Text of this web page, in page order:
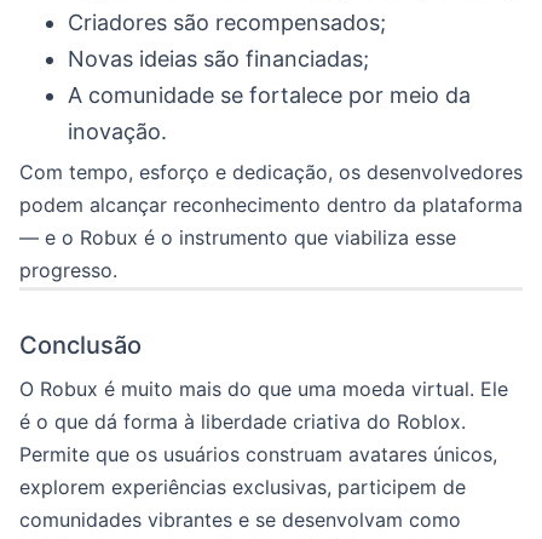
Criadores são recompensados;
Novas ideias são financiadas;
A comunidade se fortalece por meio da
inovação.
Com tempo, esforço e dedicação, os desenvolvedores
podem alcançar reconhecimento dentro da plataforma
— e o Robux é o instrumento que viabiliza esse
progresso.
Conclusão
O Robux é muito mais do que uma moeda virtual. Ele
é o que dá forma à liberdade criativa do Roblox.
Permite que os usuários construam avatares únicos,
explorem experiências exclusivas, participem de
comunidades vibrantes e se desenvolvam como